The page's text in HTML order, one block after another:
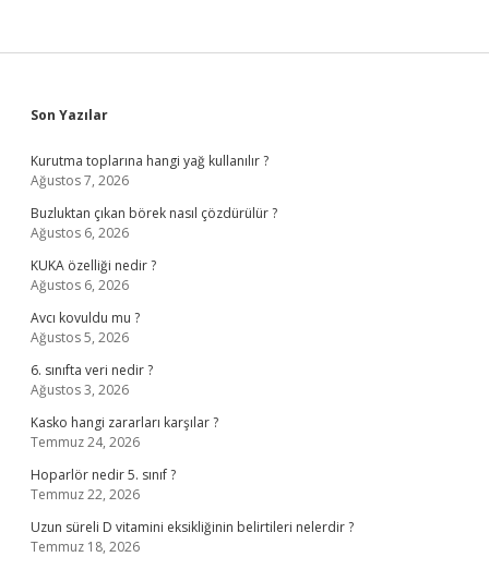
Sidebar
Son Yazılar
Kurutma toplarına hangi yağ kullanılır ?
Ağustos 7, 2026
Buzluktan çıkan börek nasıl çözdürülür ?
Ağustos 6, 2026
KUKA özelliği nedir ?
Ağustos 6, 2026
Avcı kovuldu mu ?
Ağustos 5, 2026
6. sınıfta veri nedir ?
Ağustos 3, 2026
Kasko hangi zararları karşılar ?
Temmuz 24, 2026
Hoparlör nedir 5. sınıf ?
Temmuz 22, 2026
Uzun süreli D vitamini eksikliğinin belirtileri nelerdir ?
Temmuz 18, 2026